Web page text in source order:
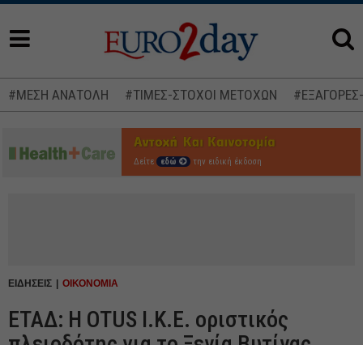
#ΜΕΣΗ ΑΝΑΤΟΛΗ #ΤΙΜΕΣ-ΣΤΟΧΟΙ ΜΕΤΟΧΩΝ
Δείτε εδώ την ειδική έκδοση
ΕΙΔΗΣΕΙΣ ΟΙΚΟΝΟΜΙΑ
ΕΤΑΔ: Η OTUS I.K.E. οριστικός